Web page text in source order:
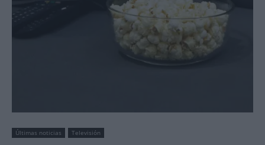
Últimas noticias Televisión